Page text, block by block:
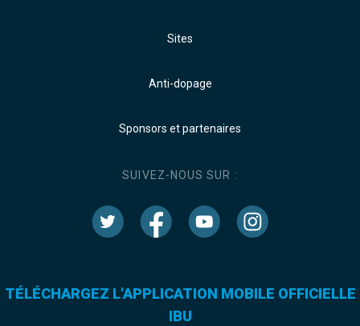
Sites
Anti-dopage
Sponsors et partenaires
SUIVEZ-NOUS SUR :
TÉLÉCHARGEZ L'APPLICATION MOBILE OFFICIELLE
IBU